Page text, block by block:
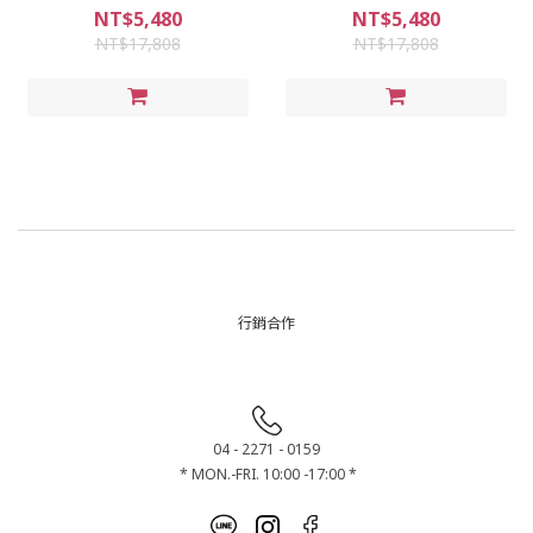
NT$5,480
NT$17,808
NT$5,480
NT$17,808
行銷合作
04 - 2271 - 0159
* MON.-FRI. 10:00 -17:00 *